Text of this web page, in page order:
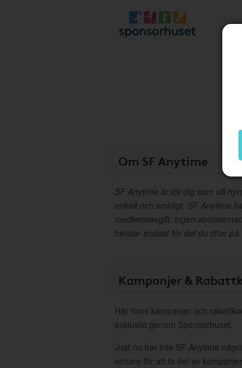
Om SF Anytime
SF Anytime är för dig som vill
enkelt och smidigt. SF Anytime
medlemsavgift, ingen
betalar endast för det du tittar på.
Kampanjer &
Här finns kampanjer och
exklusivt genom Sponsorhuset.
Just nu har inte SF Anytime
senare för att ta del av